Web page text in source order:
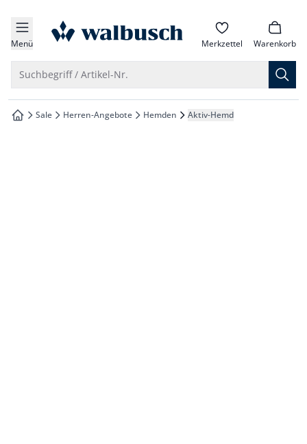
springen
springen
springen
springen
Menü zur Startseite Merkzettel Warenkorb
Suchbegriff / Artikel-Nr.
zur Startseite
Sale Herren-Angebote Hemden Aktiv-Hemd